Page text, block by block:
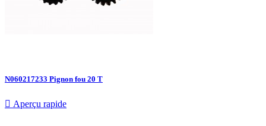
N060217233 Pignon fou 20 T
 Aperçu rapide